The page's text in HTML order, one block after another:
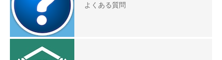
よくある質問